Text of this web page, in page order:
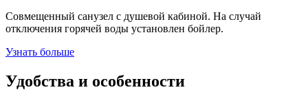
Совмещенный санузел с душевой кабиной. На случай
отключения горячей воды установлен бойлер.
Узнать больше
Удобства и особенности